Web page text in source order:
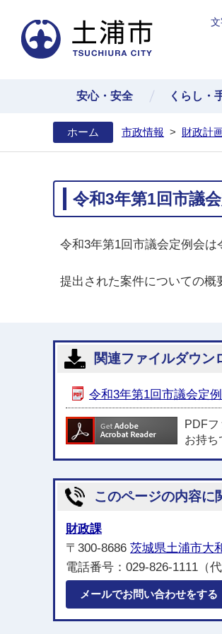
安心・安全 くらし・
ホーム 市政情報 > 財政計
令和3年第1回市議
令和3年第1回市議会定例会は
提出された案件についての概
関連ファイルダウン
令和3年第1回市議会定
PDF
お持ち
このページの内容に
財政課
〒300-8686 茨城県土浦市大
電話番号：029-826-1111（
メールでお問い合わせをする